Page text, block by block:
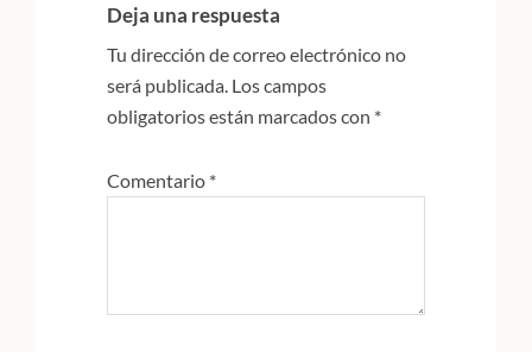
lectores
Deja una respuesta
Tu dirección de correo electrónico no
será publicada. Los campos
obligatorios están marcados con *
Comentario *